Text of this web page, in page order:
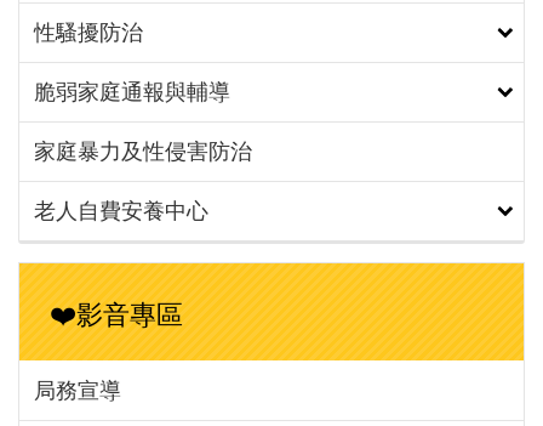
性騷擾防治
脆弱家庭通報與輔導
家庭暴力及性侵害防治
老人自費安養中心
❤️影音專區
局務宣導